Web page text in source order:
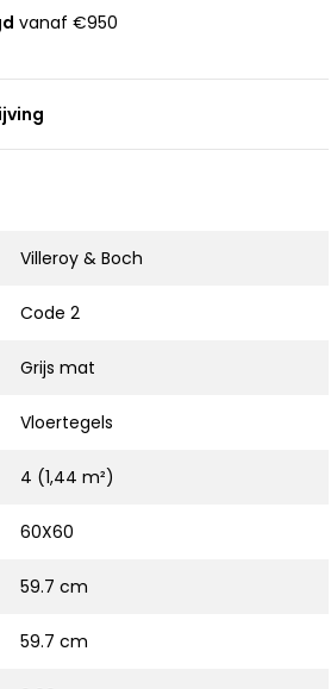
vanaf €950
Villeroy & Boch
Code 2
Grijs mat
Vloertegels
4 (1,44 m²)
60X60
59.7 cm
59.7 cm